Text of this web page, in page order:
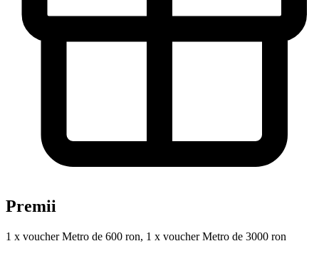
Premii
1 x voucher Metro de 600 ron, 1 x voucher Metro de 3000 ron